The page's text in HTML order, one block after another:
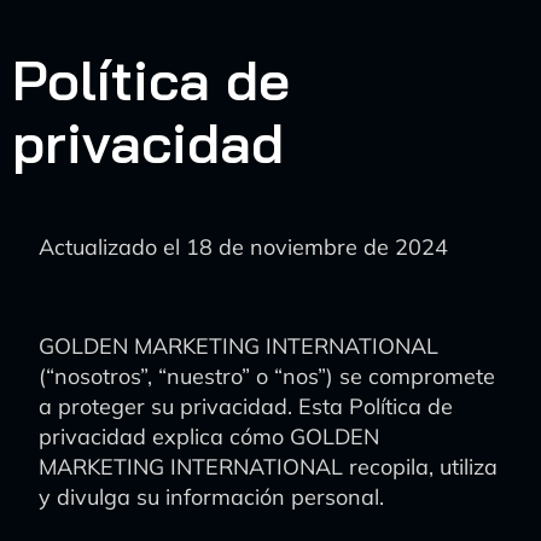
Política de
privacidad
Actualizado el 18 de noviembre de 2024
GOLDEN MARKETING INTERNATIONAL
(“nosotros”, “nuestro” o “nos”) se compromete
a proteger su privacidad. Esta Política de
privacidad explica cómo GOLDEN
MARKETING INTERNATIONAL recopila, utiliza
y divulga su información personal.